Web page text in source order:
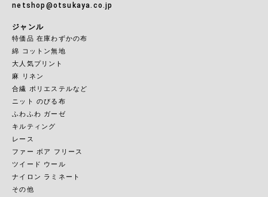
netshop@otsukaya.co.jp
ジャンル
特価品 在庫わずかの布
綿 コットン無地
大人気プリント
麻 リネン
合繊 ポリエステルなど
ニット のびる布
ふわふわ ガーゼ
キルティング
レース
ファー ボア フリース
ツイード ウール
ナイロン ラミネート
その他